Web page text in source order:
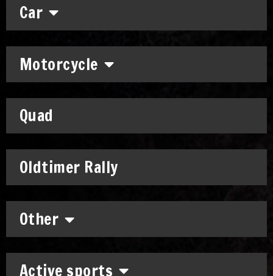
Car
Motorcycle
Quad
Oldtimer Rally
Other
Active sports